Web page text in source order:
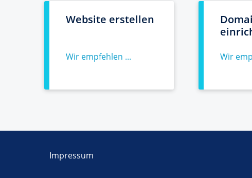
Website erstellen
Wir empfehlen ... Wir
Impressum